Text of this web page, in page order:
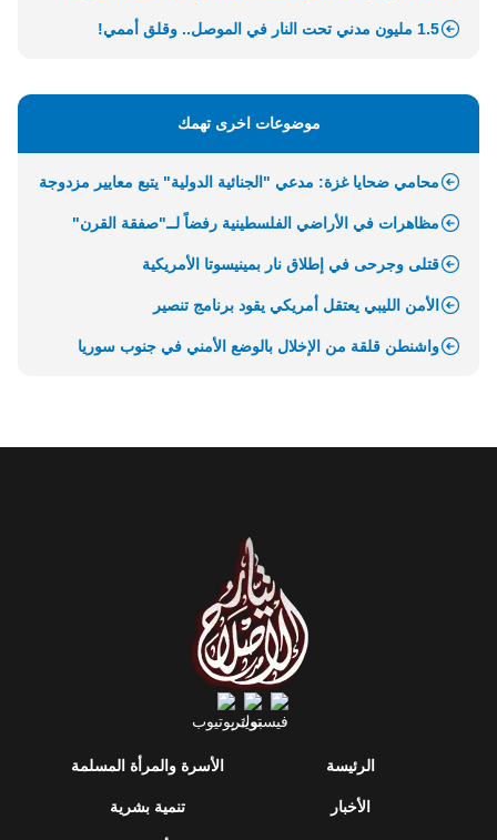
1.5 مليون مدني تحت النار في الموصل.. وقلق أممي!
موضوعات اخرى تهمك
محامي ضحايا غزة: مدعي "الجنائية الدولية" يتبع معايير مزدوجة
مظاهرات في الأراضي الفلسطينية رفضاً لــ"صفقة القرن"
قتلى وجرحى في إطلاق نار بمينيسوتا الأمريكية
الأمن الليبي يعتقل أمريكي يقود برنامج تنصير
واشنطن قلقة من الإخلال بالوضع الأمني في جنوب سوريا
الرئيسة
الأخبار
الأسرة والمرأة المسلمة
تنمية بشرية